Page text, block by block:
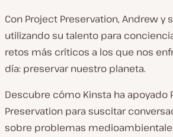
Con Project Preservation, Andrew y
utilizando su talento para
retos más críticos a los que nos
día: preservar nuestro planeta.
Descubre cómo Kinsta ha apoyado
Preservation para suscitar
sobre problemas